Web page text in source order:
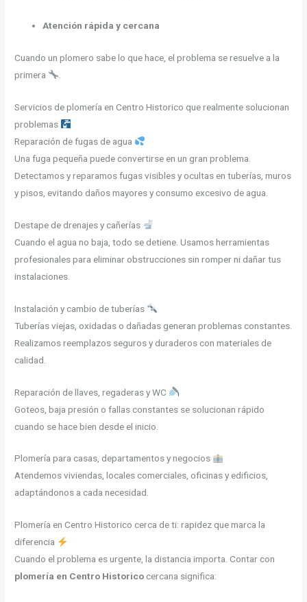
Atención rápida y cercana
Cuando un plomero sabe lo que hace, el problema se resuelve a la
primera
Servicios de plomería en Centro Historico que realmente solucionan
problemas
Reparación de fugas de agua
Una fuga pequeña puede convertirse en un gran problema.
Detectamos y reparamos fugas visibles y ocultas en tuberías, muros
y pisos, evitando daños mayores y consumo excesivo de agua.
Destape de drenajes y cañerías
Cuando el agua no baja, todo se detiene. Usamos herramientas
profesionales para eliminar obstrucciones sin romper ni dañar tus
instalaciones.
Instalación y cambio de tuberías
Tuberías viejas, oxidadas o dañadas generan problemas constantes.
Realizamos reemplazos seguros y duraderos con materiales de
calidad.
Reparación de llaves, regaderas y WC
Goteos, baja presión o fallas constantes se solucionan rápido
cuando se hace bien desde el inicio.
Plomería para casas, departamentos y negocios
Atendemos viviendas, locales comerciales, oficinas y edificios,
adaptándonos a cada necesidad.
Plomería en Centro Historico cerca de ti: rapidez que marca la
diferencia
Cuando el problema es urgente, la distancia importa. Contar con
plomería en Centro Historico cercana significa: